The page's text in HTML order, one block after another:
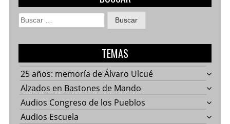
Buscar:
TEMAS
25 años: memoría de Álvaro Ulcué
Alzados en Bastones de Mando
Audios Congreso de los Pueblos
Audios Escuela